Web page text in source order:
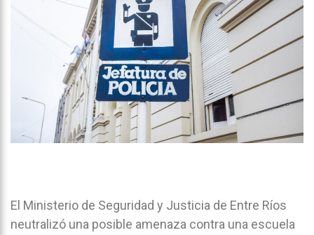
El Ministerio de Seguridad y Justicia de Entre Ríos
neutralizó una posible amenaza contra una escuela